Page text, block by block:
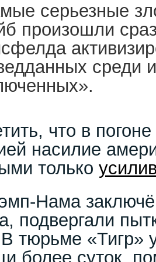
серьезные
произошли
среди
что в
насилие
только
Нама
подвергали
тюрьме «Тигр»
более суток,